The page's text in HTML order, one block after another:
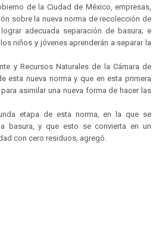
de la Ciudad de México, empresas,
sobre la nueva norma de recolección de
adecuada separación de basura; e
niños y jóvenes aprenderán a separar la
y Recursos Naturales de la Cámara de
esta nueva norma y que en esta primera
asimilar una nueva forma de hacer las
etapa de esta norma, en la que se
basura, y que esto se convierta en un
con cero residuos, agregó.